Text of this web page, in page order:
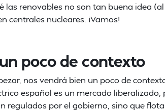
las renovables no son tan buena idea
centrales nucleares. ¡Vamos!
poco de contexto
nos vendrá bien un poco de
español es un mercado
regulados por el gobierno, sino que